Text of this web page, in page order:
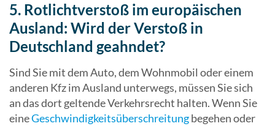
5. Rotlichtverstoß im europäischen
Ausland: Wird der Verstoß in
Deutschland geahndet?
Sind Sie mit dem Auto, dem Wohnmobil oder einem
anderen Kfz im Ausland unterwegs, müssen Sie sich
an das dort geltende Verkehrsrecht halten. Wenn Sie
eineGeschwindigkeitsüberschreitungbegehen oder